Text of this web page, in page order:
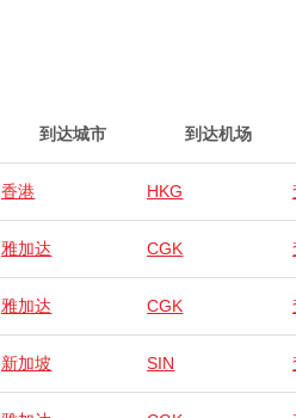
到达城市 到达机场
香港 HKG
雅加达 CGK
雅加达 CGK
新加坡 SIN